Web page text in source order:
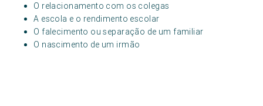
O relacionamento com os colegas
A escola e o rendimento escolar
O falecimento ou separação de um familiar
O nascimento de um irmão